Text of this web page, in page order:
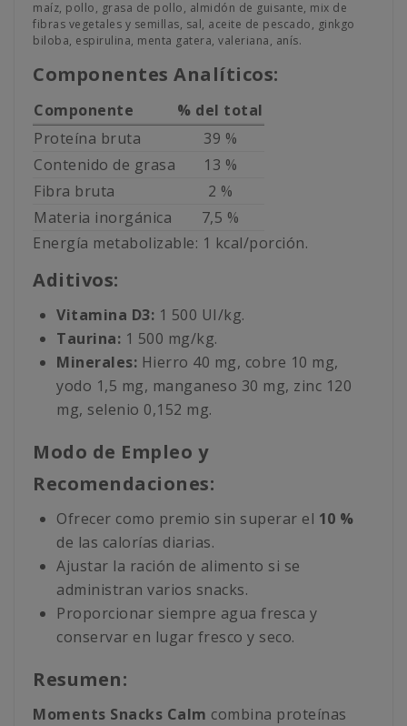
maíz, pollo, grasa de pollo, almidón de guisante, mix de
fibras vegetales y semillas, sal, aceite de pescado, ginkgo
biloba, espirulina, menta gatera, valeriana, anís.
Componentes Analíticos:
Componente
% del total
Proteína bruta
39 %
Contenido de grasa
13 %
Fibra bruta
2 %
Materia inorgánica
7,5 %
Energía metabolizable: 1 kcal/porción.
Aditivos:
Vitamina D3: 1 500 UI/kg.
Taurina: 1 500 mg/kg.
Minerales: Hierro 40 mg, cobre 10 mg,
yodo 1,5 mg, manganeso 30 mg, zinc 120
mg, selenio 0,152 mg.
Modo de Empleo y
Recomendaciones:
Ofrecer como premio sin superar el 10 %
de las calorías diarias.
Ajustar la ración de alimento si se
administran varios snacks.
Proporcionar siempre agua fresca y
conservar en lugar fresco y seco.
Resumen:
Moments Snacks Calm combina proteínas